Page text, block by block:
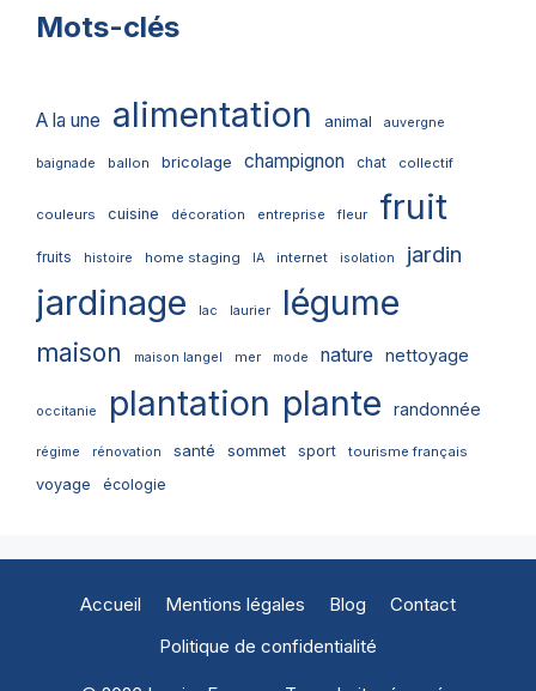
Mots-clés
A la une alimentation animal auvergne
baignade ballon bricolage champignon chat collectif
couleurs cuisine décoration entreprise fleur fruit
fruits histoire home staging IA internet isolation jardin
jardinage lac laurier légume
maison maison langel mer mode nature nettoyage
occitanie plantation plante randonnée
régime rénovation santé sommet sport tourisme français
voyage écologie
Accueil Mentions légales Blog
Contact
Politique de confidentialité